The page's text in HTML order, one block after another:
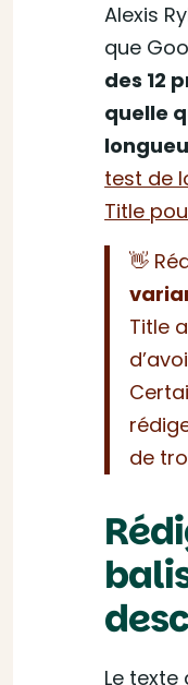
Alexis
que
des 12
quelle
test de
Title
👋
Title
de
Le